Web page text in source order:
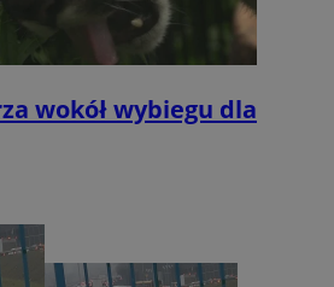
wokół wybiegu dla